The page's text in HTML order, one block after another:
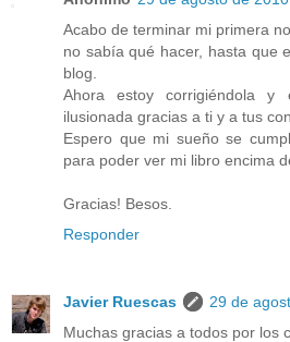
Acabo de terminar mi primera
no sabía qué hacer, hasta que
blog.
Ahora estoy corrigiéndola y
ilusionada gracias a ti y a tus
Espero que mi sueño se
para poder ver mi libro encima
Gracias! Besos.
Responder
Javier Ruescas
29 de
Muchas gracias a todos por los